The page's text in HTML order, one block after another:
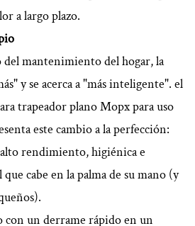
a largo plazo.
mantenimiento del hogar, la
y se acerca a "más inteligente". el
trapeador plano Mopx para uso
este cambio a la perfección:
rendimiento, higiénica e
cabe en la palma de su mano (y
con un derrame rápido en un